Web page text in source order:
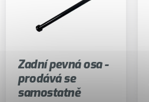
Zadní pevná osa -
prodává se
samostatně